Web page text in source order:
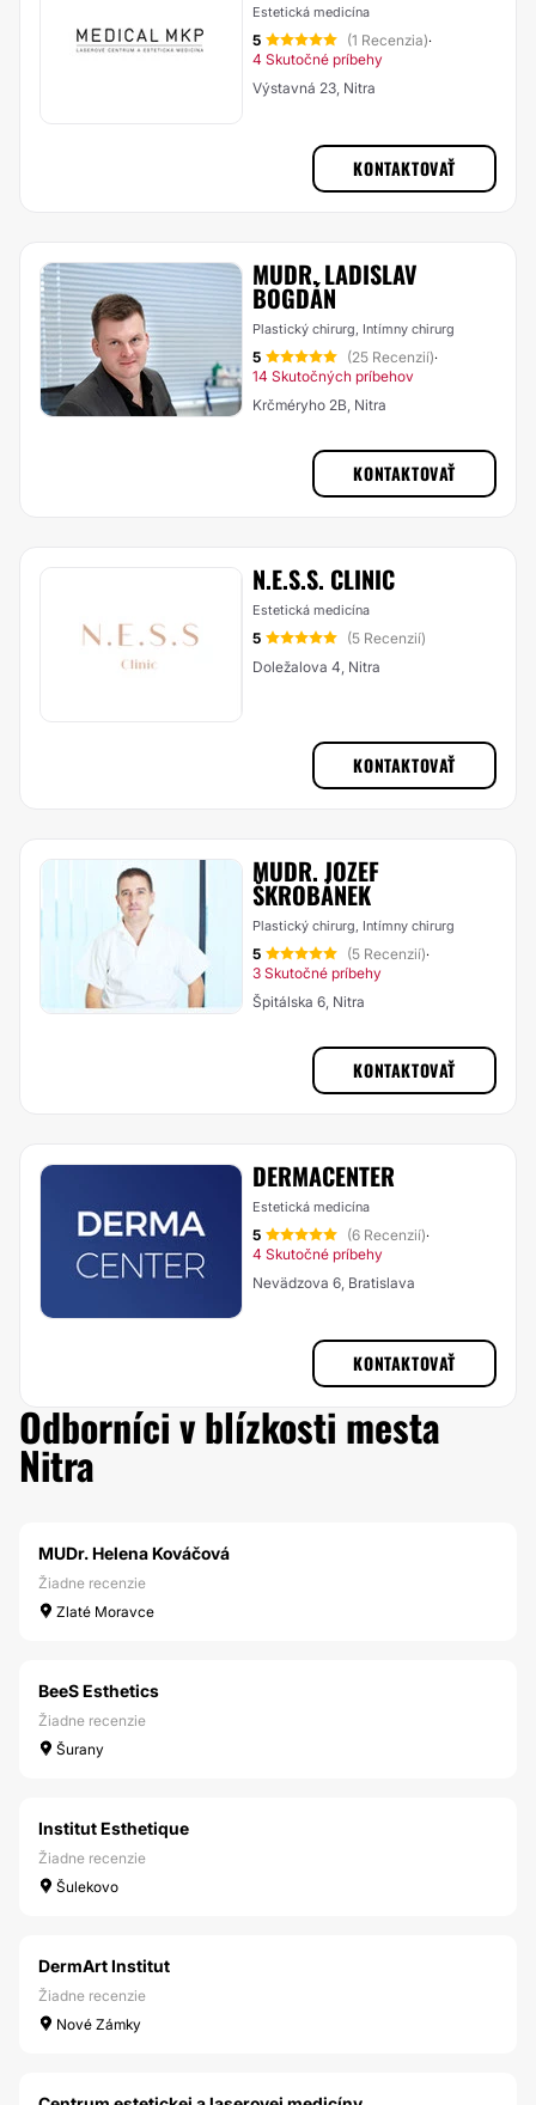
Estetická medicína
5 (1 Recenzia)·
4 Skutočné príbehy
Výstavná 23, Nitra
KONTAKTOVAŤ
MUDR. LADISLAV
BOGDÁN
Plastický chirurg, Intímny chirurg
5 (25 Recenzií)·
14 Skutočných príbehov
Krčméryho 2B, Nitra
KONTAKTOVAŤ
N.E.S.S. CLINIC
Estetická medicína
5
(5 Recenzií)
Doležalova 4, Nitra
KONTAKTOVAŤ
MUDR. JOZEF
ŠKROBÁNEK
Plastický chirurg, Intímny chirurg
5 (5 Recenzií)·
3 Skutočné príbehy
Špitálska 6, Nitra
KONTAKTOVAŤ
DERMACENTER
Estetická medicína
5 (6 Recenzií)·
4 Skutočné príbehy
Nevädzova 6, Bratislava
KONTAKTOVAŤ
Odborníci v blízkosti mesta
Nitra
MUDr. Helena Kováčová
Žiadne recenzie
Zlaté Moravce
BeeS Esthetics
Žiadne recenzie
Šurany
Institut Esthetique
Žiadne recenzie
Šulekovo
DermArt Institut
Žiadne recenzie
Nové Zámky